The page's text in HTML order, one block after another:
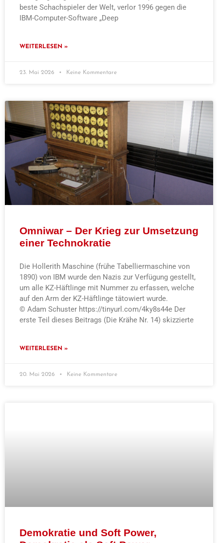
beste Schachspieler der Welt, verlor 1996 gegen die
IBM-Computer-Software „Deep
WEITERLESEN »
23. Mai 2026 Keine Kommentare
Omniwar – Der Krieg zur Umsetzung
einer Technokratie
Die Hollerith Maschine (frühe Tabelliermaschine von
1890) von IBM wurde den Nazis zur Verfügung gestellt,
um alle KZ-Häftlinge mit Nummer zu erfassen, welche
auf den Arm der KZ-Häftlinge tätowiert wurde.
© Adam Schuster https://tinyurl.com/4ky8s44e Der
erste Teil dieses Beitrags (Die Krähe Nr. 14) skizzierte
WEITERLESEN »
20. Mai 2026 Keine Kommentare
Demokratie und Soft Power,